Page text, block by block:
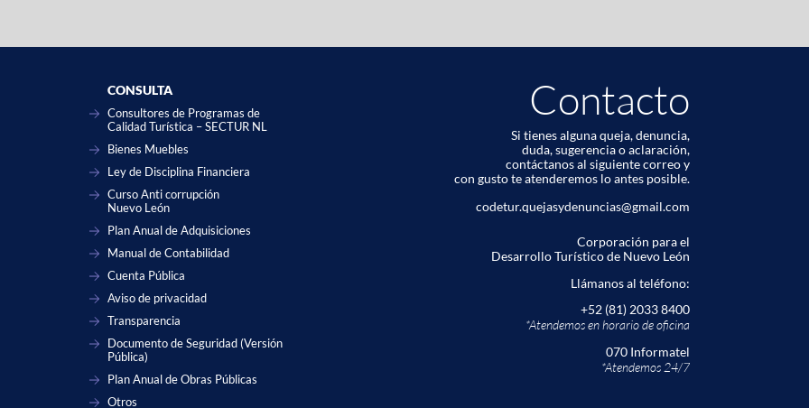
CONSULTA
Consultores de Programas de
Calidad Turística – SECTUR NL
Bienes Muebles
Ley de Disciplina Financiera
Curso Anti corrupción
Nuevo León
Plan Anual de Adquisiciones
Manual de Contabilidad
Cuenta Pública
Aviso de privacidad
Transparencia
Documento de Seguridad (Versión
Pública)
Plan Anual de Obras Públicas
Otros
Contacto
Si tienes alguna queja, denuncia,
duda, sugerencia o aclaración,
contáctanos al siguiente correo y
con gusto te atenderemos lo antes posible.
codetur.quejasydenuncias@gmail.com
Corporación para el
Desarrollo Turístico de Nuevo León
Llámanos al teléfono:
+52 (81) 2033 8400
*Atendemos en horario de oﬁcina
070 Informatel
*Atendemos 24/7